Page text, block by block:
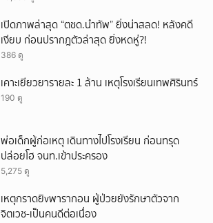
เปิดภาพล่าสุด “ตชด.นำทัพ” ยิ่งน่าสลด! หลังคดี
เงียบ ก่อนปรากฎตัวล่าสุด ยิ่งหดหู่?!
386 ดู
เคาะเยียวยารายละ 1 ล้าน เหตุโรงเรียนเทพศิรินทร์
190 ดู
พ่อเด็กผู้ก่อเหตุ เดินทางไปโรงเรียน ก่อนทรุด
ปล่อยโฮ จนท.เข้าประครอง
5,275 ดู
เหตุกราดยิvพารากอน ผู้ป่วยยังรักษาตัวจาก
จิตเวช-เป็นคนดีต่อเนื่อง